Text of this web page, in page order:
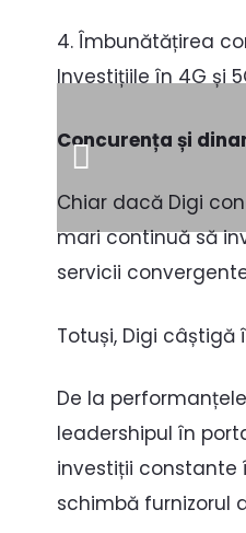
4. Îmbunătățirea
Investițiile în 4G și
Concurența și
Chiar dacă Digi
mari continuă să
servicii
Totuși, Digi
De la
leadershipul în
investiții constante
schimbă furnizorul